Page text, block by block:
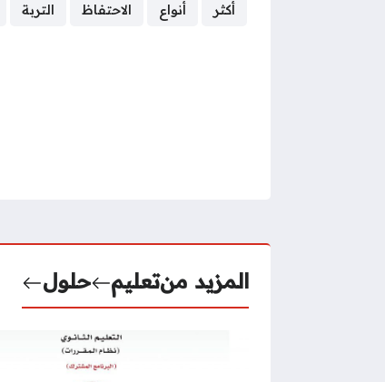
أكثر أنواع الاحتفاظ التربة
المزيد منتعليم حلول